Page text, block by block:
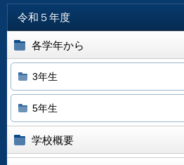
令和５年度
各学年から
3年生
5年生
学校概要